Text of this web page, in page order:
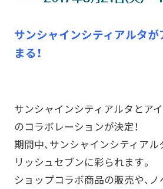
サンシャインシティアルタ
まる！
サンシャインシティアルタとア
のコラボレーションが決定！
期間中、サンシャインシティア
リッシュセブンに彩られます。
ショップコラボ商品の販売や、